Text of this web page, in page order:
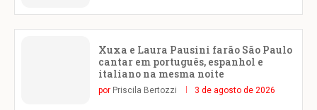
Xuxa e Laura Pausini farão São Paulo
cantar em português, espanhol e
italiano na mesma noite
por Priscila Bertozzi 3 de agosto de 2026